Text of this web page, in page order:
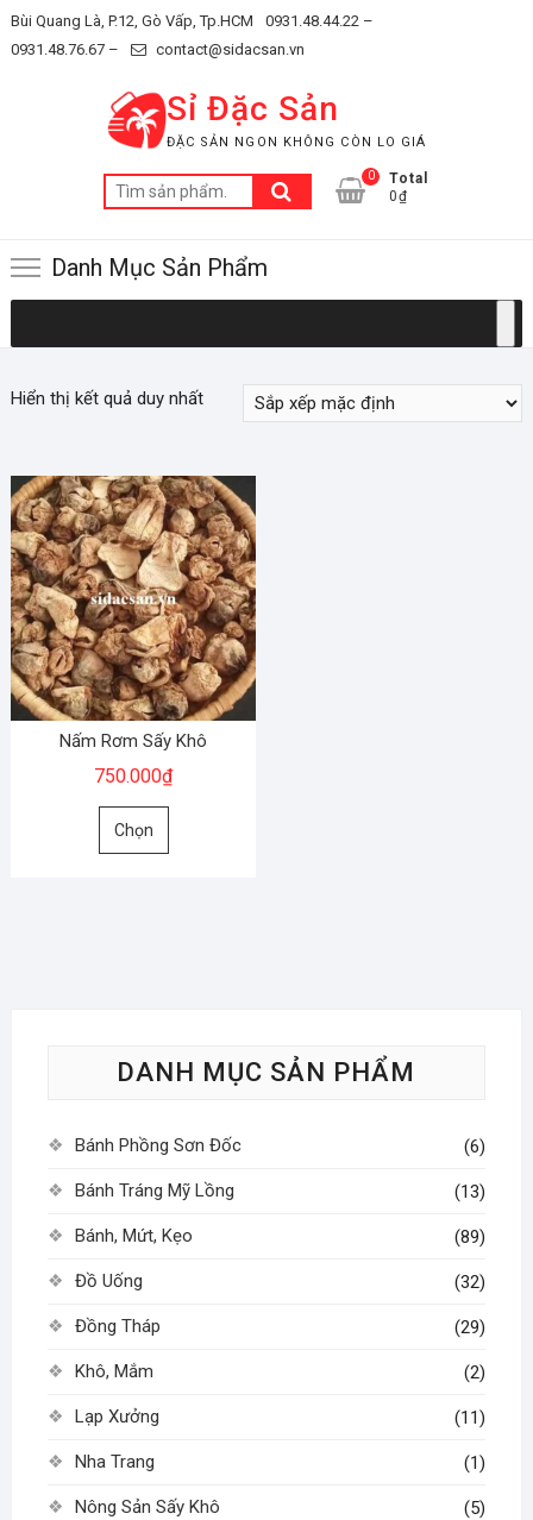
Skip
to
Bùi Quang Là, P.12, Gò Vấp, Tp.HCM
0931.48.44.22 –
0931.48.76.67 –
contact@sidacsan.vn
Sỉ Đặc Sản
ĐẶC SẢN NGON KHÔNG CÒN LO GIÁ
Tìm
kiếm:
0
Total
0₫
Danh Mục Sản Phẩm
Hiển thị kết quả duy nhất
Nấm Rơm Sấy Khô
750.000₫
Chọn
Sản
chọn
được
chọn
trang
DANH MỤC SẢN PHẨM
Bánh Phồng Sơn Đốc (6)
Bánh Tráng Mỹ Lồng (13)
Bánh, Mứt, Kẹo (89)
Đồ Uống (32)
Đồng Tháp (29)
Khô, Mắm (2)
Lạp Xưởng (11)
Nha Trang (1)
Nông Sản Sấy Khô (5)